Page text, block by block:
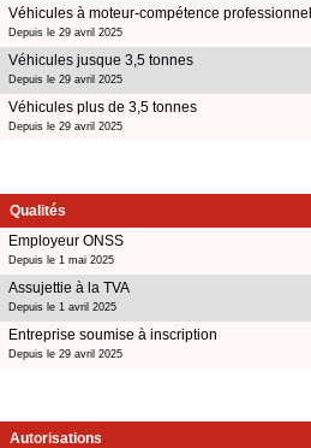
Véhicules à moteur-compétence
Depuis le 29 avril 2025
Véhicules jusque 3,5 tonnes
Depuis le 29 avril 2025
Véhicules plus de 3,5 tonnes
Depuis le 29 avril 2025
Qualités
Employeur ONSS
Depuis le 1 mai 2025
Assujettie à la TVA
Depuis le 1 avril 2025
Entreprise soumise à inscription
Depuis le 29 avril 2025
Autorisations